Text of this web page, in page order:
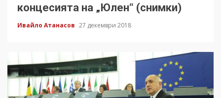
концесията на „Юлен“ (снимки)
Ивайло Атанасов 27 декември 2018